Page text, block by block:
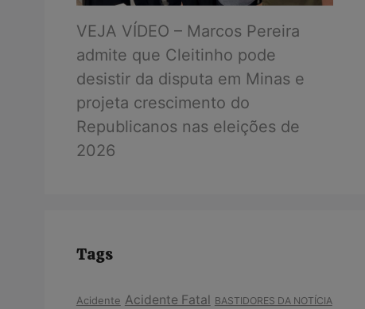
VEJA VÍDEO – Marcos Pereira
admite que Cleitinho pode
desistir da disputa em Minas e
projeta crescimento do
Republicanos nas eleições de
2026
Tags
Acidente Acidente Fatal BASTIDORES DA NOTÍCIA